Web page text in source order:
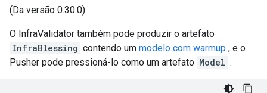
(Da versão 0.30.0)
O InfraValidator também pode produzir o artefato
InfraBlessing contendo um modelo com warmup , e o
Pusher pode pressioná-lo como um artefato Model .